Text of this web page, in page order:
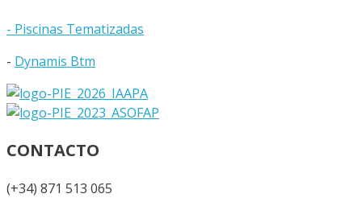
- Piscinas Tematizadas
- Dynamis Btm
CONTACTO
(+34) 871 513 065